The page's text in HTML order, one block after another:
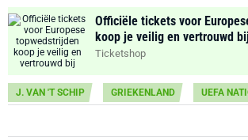
Officiële tickets voor
koop je veilig en vertrouwd
Ticketshop
J. VAN 'T SCHIP GRIEKENLAND UEFA